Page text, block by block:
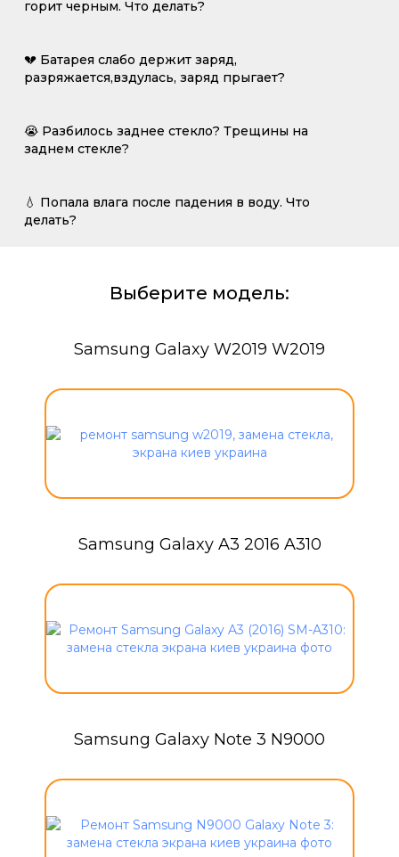
горит черным. Что делать?
💔 Батарея слабо держит заряд,
разряжается,вздулась, заряд прыгает?
😭 Разбилось заднее стекло? Трещины на
заднем стекле?
💧 Попала влага после падения в воду. Что
делать?
Выберите модель:
Samsung Galaxy W2019 W2019
Samsung Galaxy A3 2016 A310
Samsung Galaxy Note 3 N9000